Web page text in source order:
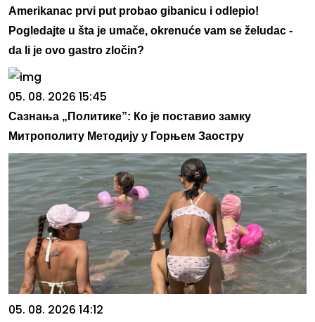
Amerikanac prvi put probao gibanicu i odlepio!
Pogledajte u šta je umače, okrenuće vam se želudac -
da li je ovo gastro zločin?
05. 08. 2026 15:45
Сазнања „Политике”: Ко је поставио замку
Митрополиту Методију у Горњем Заостру
05. 08. 2026 14:12